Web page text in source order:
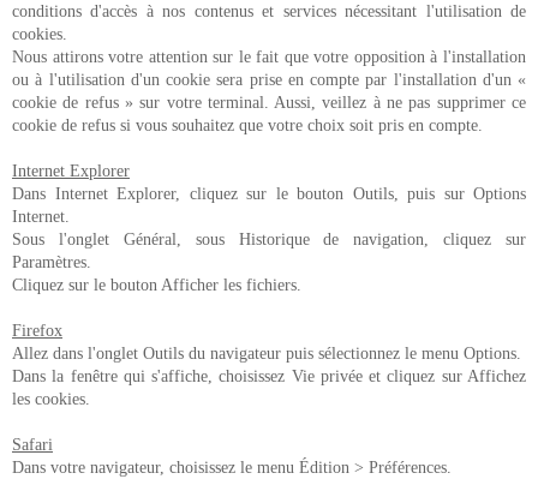
conditions d'accès à nos contenus et services nécessitant l'utilisation de
cookies.
Nous attirons votre attention sur le fait que votre opposition à l'installation
ou à l'utilisation d'un cookie sera prise en compte par l'installation d'un «
cookie de refus » sur votre terminal. Aussi, veillez à ne pas supprimer ce
cookie de refus si vous souhaitez que votre choix soit pris en compte.
Internet Explorer
Dans Internet Explorer, cliquez sur le bouton Outils, puis sur Options
Internet.
Sous l'onglet Général, sous Historique de navigation, cliquez sur
Paramètres.
Cliquez sur le bouton Afficher les fichiers.
Firefox
Allez dans l'onglet Outils du navigateur puis sélectionnez le menu Options.
Dans la fenêtre qui s'affiche, choisissez Vie privée et cliquez sur Affichez
les cookies.
Safari
Dans votre navigateur, choisissez le menu Édition > Préférences.